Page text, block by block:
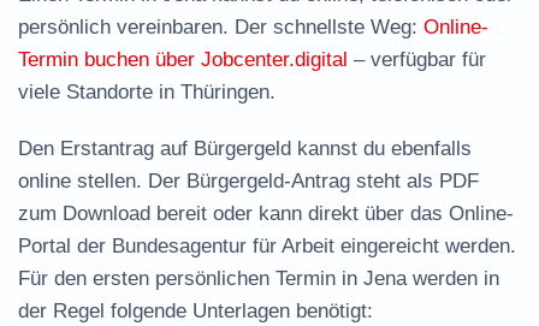
persönlich vereinbaren. Der schnellste Weg: Online-
Termin buchen über Jobcenter.digital – verfügbar für
viele Standorte in Thüringen.
Den Erstantrag auf Bürgergeld kannst du ebenfalls
online stellen. Der Bürgergeld-Antrag steht als PDF
zum Download bereit oder kann direkt über das Online-
Portal der Bundesagentur für Arbeit eingereicht werden.
Für den ersten persönlichen Termin in Jena werden in
der Regel folgende Unterlagen benötigt: